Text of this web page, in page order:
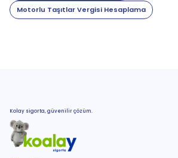
Motorlu Taşıtlar Vergisi Hesaplama
Kolay sigorta, güvenilir çözüm.